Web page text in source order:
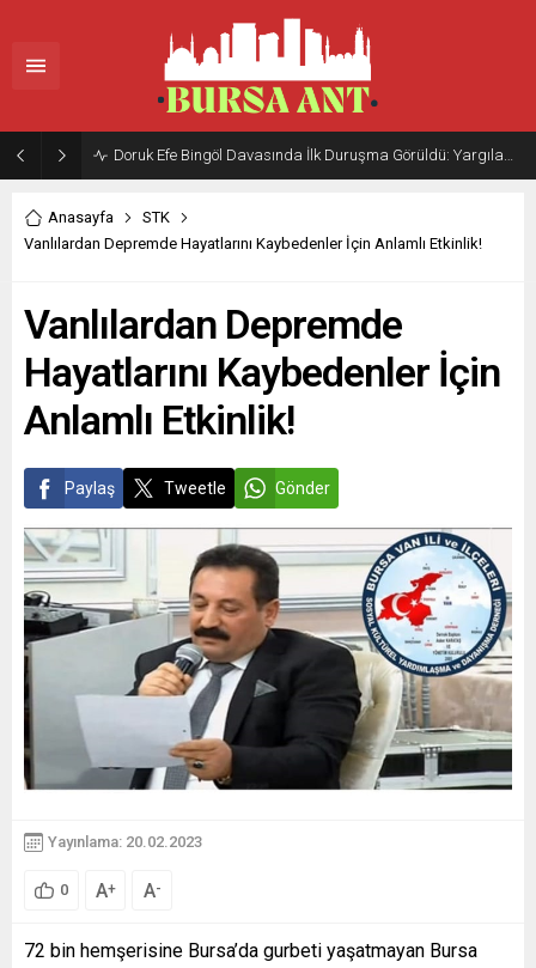
Doruk Efe Bingöl Davasında İlk Duruşma Görüldü: Yargılama 20 Ekim 2026’ya Ertelendi
Anasayfa
STK
Vanlılardan Depremde Hayatlarını Kaybedenler İçin Anlamlı Etkinlik!
Vanlılardan Depremde
Hayatlarını Kaybedenler İçin
Anlamlı Etkinlik!
Paylaş Tweetle Gönder
Yayınlama: 20.02.2023
0 A+ A-
72 bin hemşerisine Bursa’da gurbeti yaşatmayan Bursa